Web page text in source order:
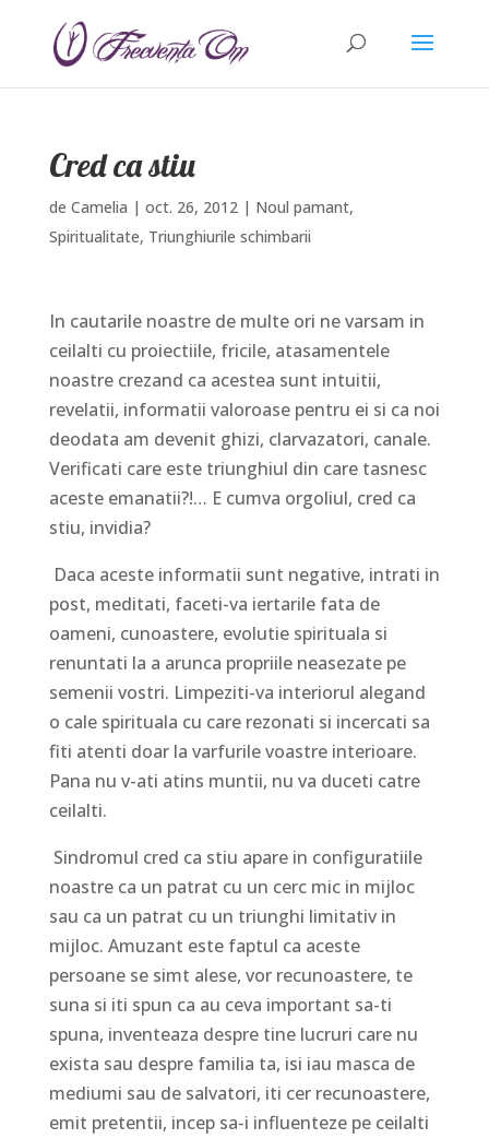
Cred ca stiu
de Camelia | oct. 26, 2012| Noul pamant,
Spiritualitate, Triunghiurile schimbarii
In cautarile noastre de multe ori ne varsam in
ceilalti cu proiectiile, fricile, atasamentele
noastre crezand ca acestea sunt intuitii,
revelatii, informatii valoroase pentru ei si ca noi
deodata am devenit ghizi, clarvazatori, canale.
Verificati care este triunghiul din care tasnesc
aceste emanatii?!… E cumva orgoliul, cred ca
stiu, invidia?
Daca aceste informatii sunt negative, intrati in
post, meditati, faceti-va iertarile fata de
oameni, cunoastere, evolutie spirituala si
renuntati la a arunca propriile neasezate pe
semenii vostri. Limpeziti-va interiorul alegand
o cale spirituala cu care rezonati si incercati sa
fiti atenti doar la varfurile voastre interioare.
Pana nu v-ati atins muntii, nu va duceti catre
ceilalti.
Sindromul cred ca stiu apare in configuratiile
noastre ca un patrat cu un cerc mic in mijloc
sau ca un patrat cu un triunghi limitativ in
mijloc. Amuzant este faptul ca aceste
persoane se simt alese, vor recunoastere, te
suna si iti spun ca au ceva important sa-ti
spuna, inventeaza despre tine lucruri care nu
exista sau despre familia ta, isi iau masca de
mediumi sau de salvatori, iti cer recunoastere,
emit pretentii, incep sa-i influenteze pe ceilalti